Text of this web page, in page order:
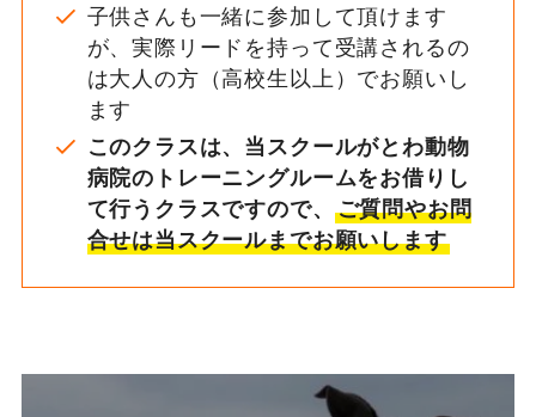
子供さんも一緒に参加して頂けます
が、実際リードを持って受講されるの
は大人の方（高校生以上）でお願いし
ます
このクラスは、当スクールがとわ動物
病院のトレーニングルームをお借りし
て行うクラスですので、 ご質問やお問
合せは当スクールまでお願いします